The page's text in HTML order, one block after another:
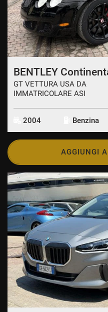
BENTLEY
GT VETTURA USA DA
IMMATRICOLARE ASI
2004 Benzina
AGGIUNGI